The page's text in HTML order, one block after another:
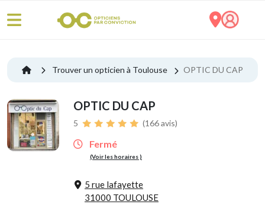
Trouver un opticien à Toulouse OPTIC DU CAP
OPTIC DU CAP
5 (166 avis)
Fermé
(Voir les horaires )
5 rue lafayette
31000 TOULOUSE